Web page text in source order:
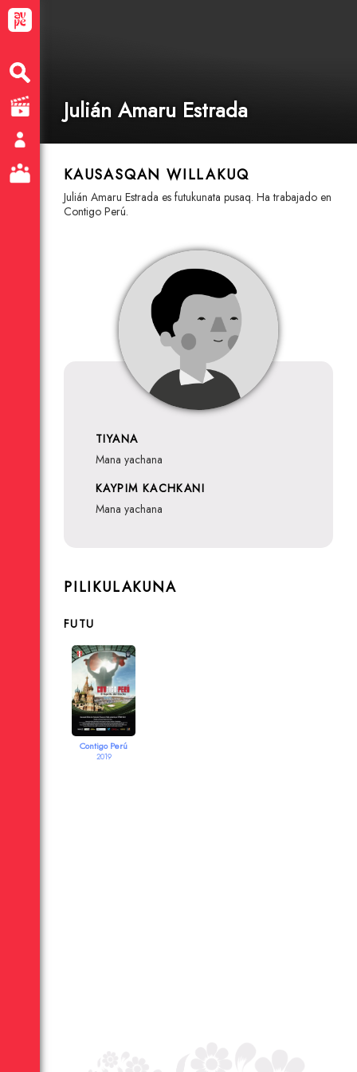
Julián Amaru Estrada
KAUSASQAN WILLAKUQ
Julián Amaru Estrada es futukunata pusaq. Ha trabajado en
Contigo Perú.
TIYANA
mana yachana
KAYPIM KACHKANI
mana yachana
PILIKULAKUNA
FUTU
Contigo Perú
2019